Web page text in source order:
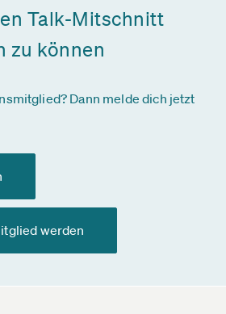
Talk-Mitschnitt
zu können
Dann melde dich jetzt
werden